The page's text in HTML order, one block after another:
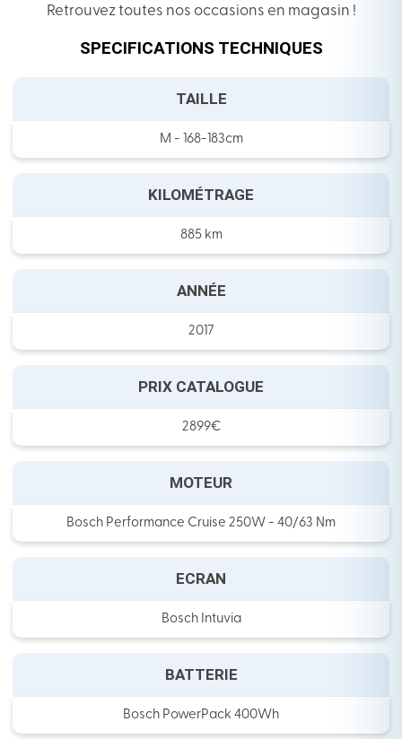
Retrouvez toutes nos occasions en magasin !
SPECIFICATIONS TECHNIQUES
TAILLE
M - 168-183cm
KILOMÉTRAGE
885 km
ANNÉE
2017
PRIX CATALOGUE
2899€
MOTEUR
Bosch Performance Cruise 250W - 40/63 Nm
ECRAN
Bosch Intuvia
BATTERIE
Bosch PowerPack 400Wh